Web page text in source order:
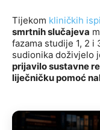
Tijekom kliničkih
smrtnih slučajeva
fazama studije 1, 2 i
sudionika doživjelo
prijavilo sustavne
liječničku pomoć